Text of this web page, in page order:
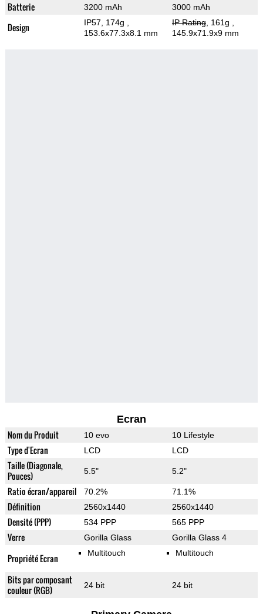
Batterie 3200 mAh 3000 mAh
Design IP57, 174g
153.6x77.3x8.1 mm
IP Rating, 161g
145.9x71.9x9 mm
Ecran
Nom du Produit 10 evo 10 Lifestyle
Type d'Ecran LCD LCD
Taille (Diagonale,
Pouces)
5.5" 5.2"
Ratio écran/appareil 70.2% 71.1%
Définition 2560x1440 2560x1440
Densité (PPP) 534 PPP 565 PPP
Verre Gorilla Glass Gorilla Glass 4
Propriété Ecran Multitouch Multitouch
Bits par composant
couleur (RGB)
24 bit 24 bit